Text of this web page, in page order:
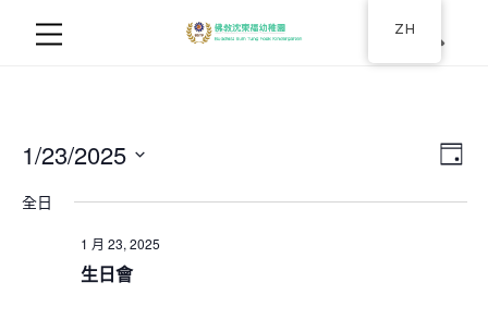
视
图
视
日
1/23/2025
择
全日
1 月 23, 2025
生日會
ZH